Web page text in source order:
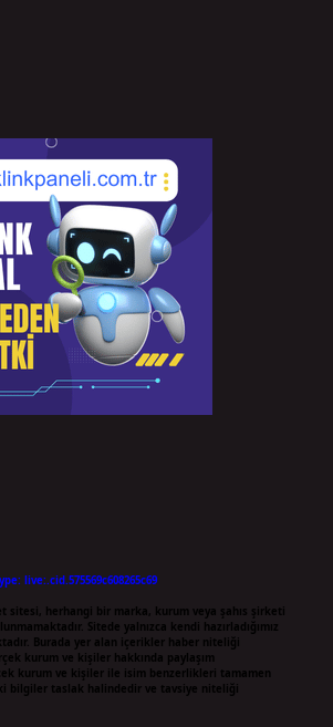
live:.cid.575569c608265c69
sitesi, herhangi bir marka, kurum veya şahıs şirketi
Sitede yalnızca kendi hazırladığımız
Burada yer alan içerikler haber niteliği
kurum ve kişiler hakkında paylaşım
kurum ve kişiler ile isim benzerlikleri tamamen
bilgiler taslak halindedir ve tavsiye niteliği